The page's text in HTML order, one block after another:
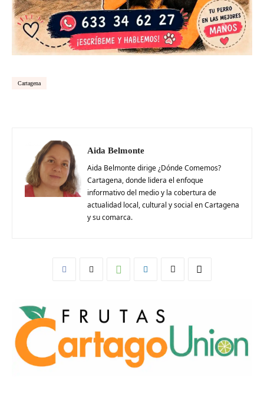
Cartagena
Aida Belmonte
Aida Belmonte dirige ¿Dónde Comemos?
Cartagena, donde lidera el enfoque
informativo del medio y la cobertura de
actualidad local, cultural y social en Cartagena
y su comarca.